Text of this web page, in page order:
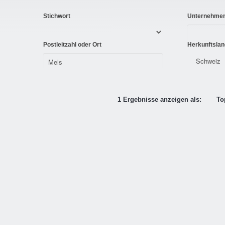
Stichwort
Postleitzahl oder Ort
1 Ergebnisse anzeigen als: